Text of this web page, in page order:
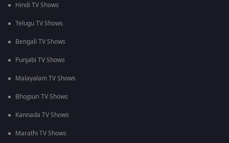
Hindi TV Shows
Telugu TV Shows
Bengali TV Shows
Punjabi TV Shows
Malayalam TV Shows
Bhojpuri TV Shows
Kannada TV Shows
Marathi TV Shows